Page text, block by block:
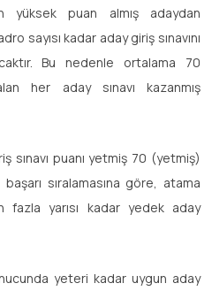
yüksek puan almış adaydan
sayısı kadar aday giriş sınavını
Bu nedenle ortalama 70
her aday sınavı kazanmış
sınavı puanı yetmiş 70 (yetmiş)
sıralamasına göre, atama
fazla yarısı kadar yedek aday
yeteri kadar uygun aday